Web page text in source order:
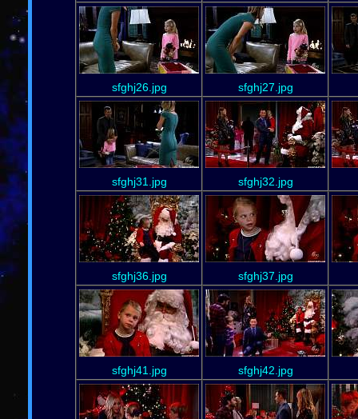
sfghj26.jpg sfghj27.jpg
sfghj31.jpg sfghj32.jpg
sfghj36.jpg sfghj37.jpg
sfghj41.jpg sfghj42.jpg